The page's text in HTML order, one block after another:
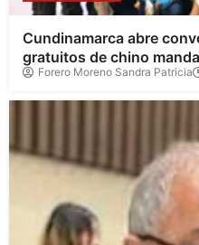
Cundinamarca abre
gratuitos de chino
Forero Moreno Sandra Patricia